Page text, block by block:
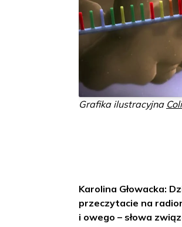
Grafika ilustracyjna
Karolina Głowacka:
przeczytacie na
i owego – słowa